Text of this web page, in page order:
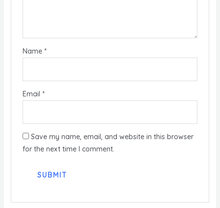
Name *
Email *
Save my name, email, and website in this browser
for the next time I comment.